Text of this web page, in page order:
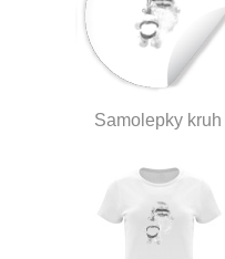
Samolepky kruh